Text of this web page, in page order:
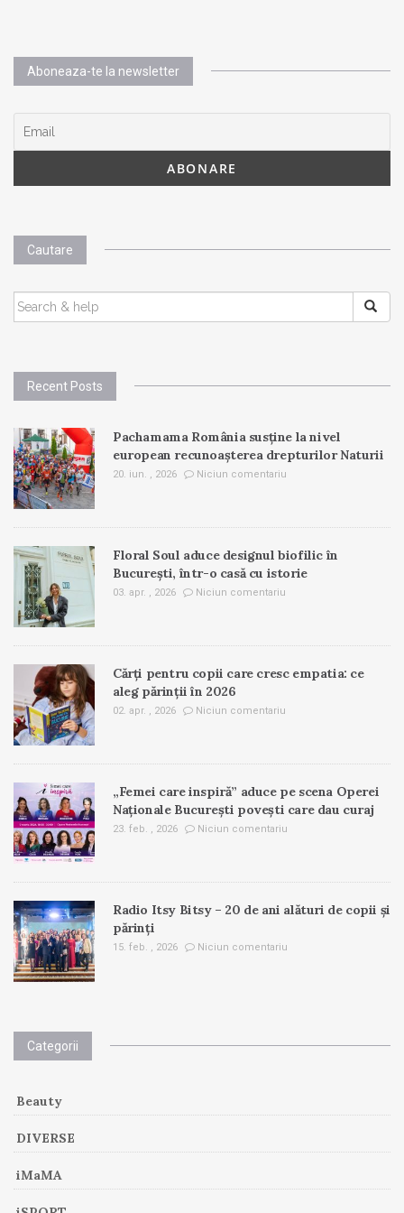
Aboneaza-te la newsletter
Cautare
SEARCH
FOR:
Recent Posts
Pachamama România susține la nivel
european recunoașterea drepturilor Naturii
20. iun. , 2026 Niciun comentariu
Floral Soul aduce designul biofilic în
București, într-o casă cu istorie
03. apr. , 2026 Niciun comentariu
Cărți pentru copii care cresc empatia: ce
aleg părinții în 2026
02. apr. , 2026 Niciun comentariu
„Femei care inspiră” aduce pe scena Operei
Naționale București povești care dau curaj
23. feb. , 2026 Niciun comentariu
Radio Itsy Bitsy – 20 de ani alături de copii și
părinți
15. feb. , 2026 Niciun comentariu
Categorii
Beauty
DIVERSE
iMaMA